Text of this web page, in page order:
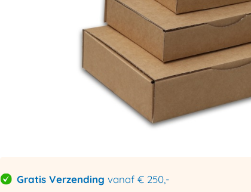
Gratis Verzending vanaf € 250,-